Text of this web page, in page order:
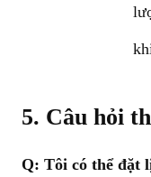
5. Câu hỏi
Q: Tôi có thể đặt